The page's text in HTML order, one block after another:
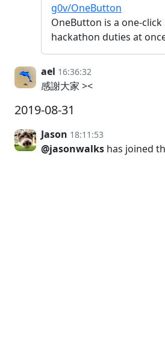
g0v/OneButton
OneButton is a one-
hackathon duties at
ael 16:36:32
感謝大家 ><
2019-08-31
Jason 18:11:53
@jasonwalks has joined